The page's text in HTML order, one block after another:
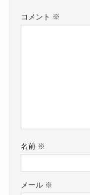
コメント ※
名前 ※
メール ※